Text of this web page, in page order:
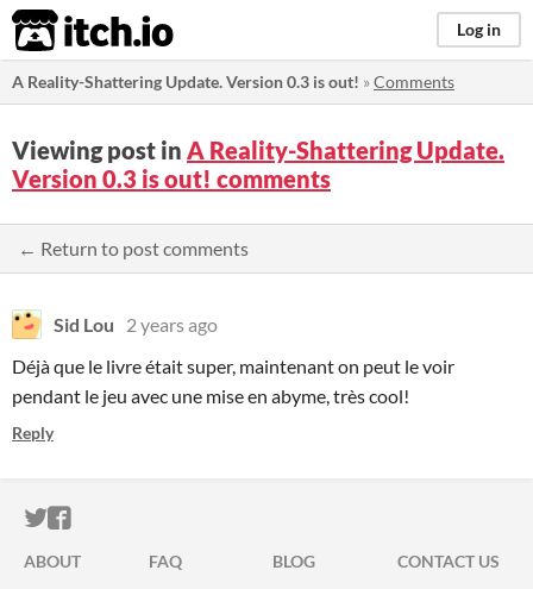
itch.io Log in
A Reality-Shattering Update. Version 0.3 is out! »Comments
Viewing post in A Reality-Shattering Update.
Version 0.3 is out! comments
← Return to post comments
Sid Lou
2 years ago
Déjà que le livre était super, maintenant on peut le voir
pendant le jeu avec une mise en abyme, très cool!
Reply
ITCH.IO ON TWITTER
ITCH.IO ON FACEBOOK
ABOUT FAQ BLOG
CONTACT US